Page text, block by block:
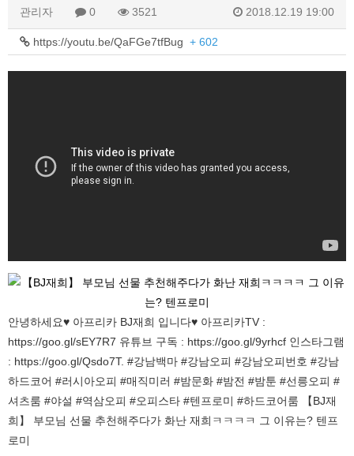
관리자 0 3521 2018.12.19 19:00
https://youtu.be/QaFGe7tfBug + 602
안녕하세요♥ 아프리카 BJ재희 입니다♥ 아프리카TV :
https://goo.gl/sEY7R7 유튜브 구독 : https://goo.gl/9yrhcf 인스타그램
: https://goo.gl/Qsdo7T. #강남백마 #강남오피 #강남오피번호 #강남
하드코어 #러시아오피 #매직미러 #밤문화 #밤전 #밤툰 #선릉오피 #
셔츠룸 #야설 #역삼오피 #오피스타 #텐프로미 #하드코어룸 【BJ재
희】 부모님 선물 추천해주다가 화난 재희ㅋㅋㅋㅋ 그 이유는? 텐프
로미